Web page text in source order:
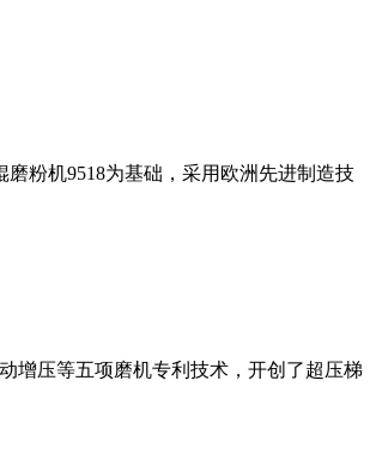
粉机9518为基础，采用欧洲先进制造技
增压等五项磨机专利技术，开创了超压梯